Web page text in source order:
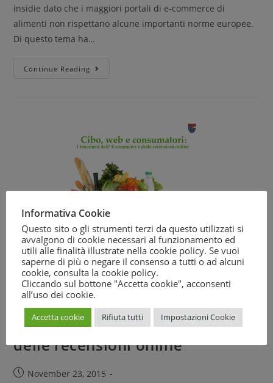
insidie dato che i maggiori portali di e-commerce di
alimenti non rispettano alcune importanti norme europee.
Di questo tema ha…
Continue Reading
Cibo, web e consumatori: i
fenomeni dell’e-commerce e
delle recensioni online
November 23, 2015
Informativa Cookie
Questo sito o gli strumenti terzi da questo utilizzati si
avvalgono di cookie necessari al funzionamento ed
utili alle finalità illustrate nella cookie policy. Se vuoi
saperne di più o negare il consenso a tutti o ad alcuni
cookie, consulta la cookie policy.
Cliccando sul bottone "Accetta cookie", acconsenti
all’uso dei cookie.
Accetta cookie Rifiuta tutti Impostazioni Cookie